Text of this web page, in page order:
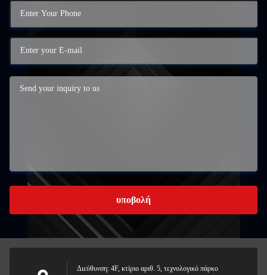
υποβολή
Διεύθυνση: 4F, κτίριο αριθ. 5, τεχνολογικό πάρκο